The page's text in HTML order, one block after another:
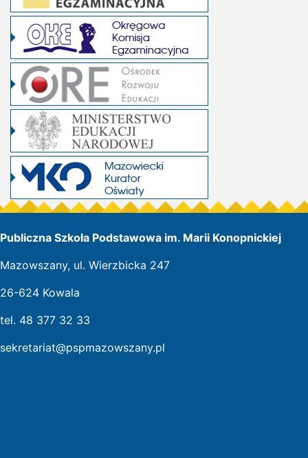
Publiczna Szkoła Podstawowa im. Marii Konopnickiej
Mazowszany, ul. Wierzbicka 247
26-624 Kowala
tel. 48 377 32 33
sekretariat@pspmazowszany.pl